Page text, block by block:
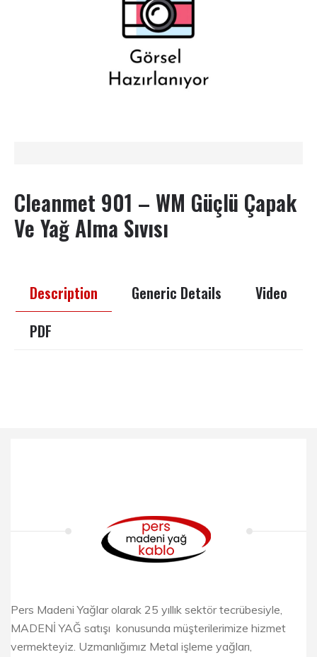
Cleanmet 901 – WM Güçlü Çapak
Ve Yağ Alma Sıvısı
Description Generic Details
Video
PDF
Pers Madeni Yağlar olarak 25 yıllık sektör tecrübesiyle,
MADENİ YAĞ satışı konusunda müşterilerimize hizmet
vermekteyiz. Uzmanlığımız Metal işleme yağları,